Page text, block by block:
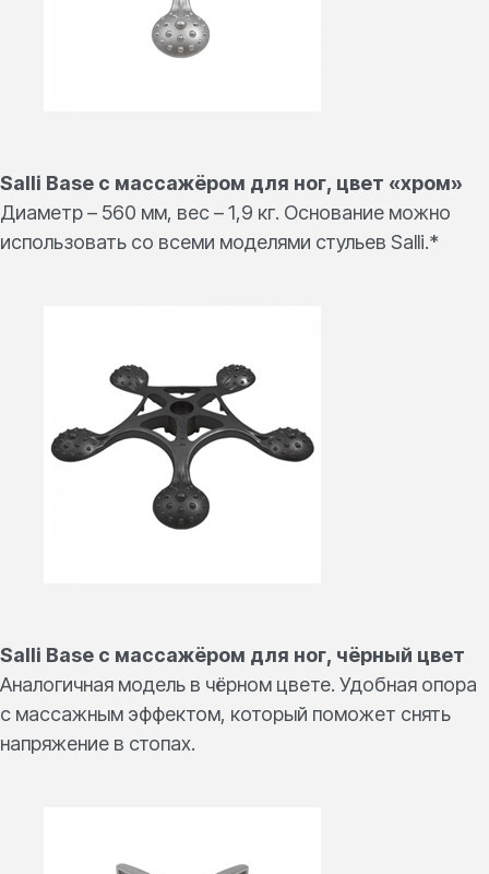
Salli Base c массажёром для ног, цвет «хром»
Диаметр – 560 мм, вес – 1,9 кг. Основание можно
использовать со всеми моделями стульев Salli.*
Salli Base c массажёром для ног, чёрный цвет
Аналогичная модель в чёрном цвете. Удобная опора
с массажным эффектом, который поможет снять
напряжение в стопах.